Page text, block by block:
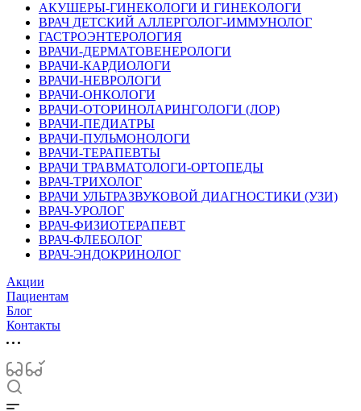
АКУШЕРЫ-ГИНЕКОЛОГИ И ГИНЕКОЛОГИ
ВРАЧ ДЕТСКИЙ АЛЛЕРГОЛОГ-ИММУНОЛОГ
ГАСТРОЭНТЕРОЛОГИЯ
ВРАЧИ-ДЕРМАТОВЕНЕРОЛОГИ
ВРАЧИ-КАРДИОЛОГИ
ВРАЧИ-НЕВРОЛОГИ
ВРАЧИ-ОНКОЛОГИ
ВРАЧИ-ОТОРИНОЛАРИНГОЛОГИ (ЛОР)
ВРАЧИ-ПЕДИАТРЫ
ВРАЧИ-ПУЛЬМОНОЛОГИ
ВРАЧИ-ТЕРАПЕВТЫ
ВРАЧИ ТРАВМАТОЛОГИ-ОРТОПЕДЫ
ВРАЧ-ТРИХОЛОГ
ВРАЧИ УЛЬТРАЗВУКОВОЙ ДИАГНОСТИКИ (УЗИ)
ВРАЧ-УРОЛОГ
ВРАЧ-ФИЗИОТЕРАПЕВТ
ВРАЧ-ФЛЕБОЛОГ
ВРАЧ-ЭНДОКРИНОЛОГ
Акции
Пациентам
Блог
Контакты